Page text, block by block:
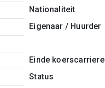
Nationaliteit
Eigenaar / Huurder
Einde koerscarriere
Status